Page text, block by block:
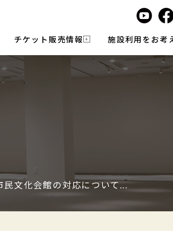
チケット販売情報 施設利用をお考
民文化会館の対応について...